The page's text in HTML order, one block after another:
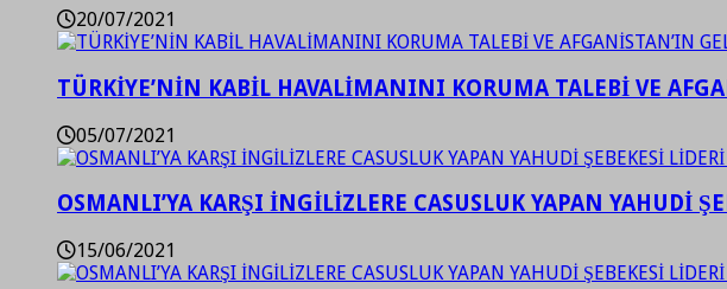
20/07/2021
TÜRKİYE’NİN KABİL HAVALİMANINI KORUMA TALEBİ VE
05/07/2021
OSMANLI’YA KARŞI İNGİLİZLERE CASUSLUK YAPAN YAHUDİ
15/06/2021